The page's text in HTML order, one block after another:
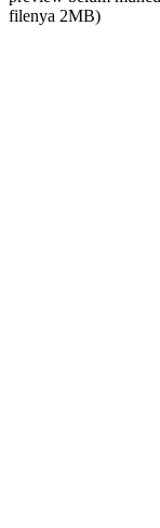
filenya 2MB)